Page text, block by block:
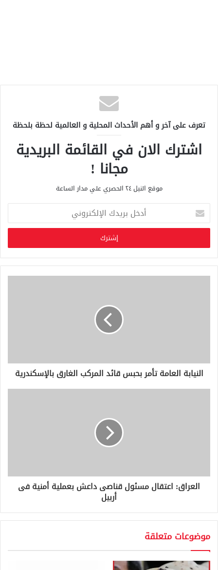
تعرف على آخر و أهم الأحداث المحلية و العالمية لحظة بلحظة
اشترك الان في القائمة البريدية
مجانا !
موقع النيل ٢٤ الحصري علي مدار الساعة
خ
ب
ر
ي
د
ر
ي
النيابة العامة تأمر بحبس قائد المركب الغارق بالإسكندرية
العراق: اعتقال مسئول قناصى داعش بعملية أمنية فى
أربيل
موضوعات متعلقة